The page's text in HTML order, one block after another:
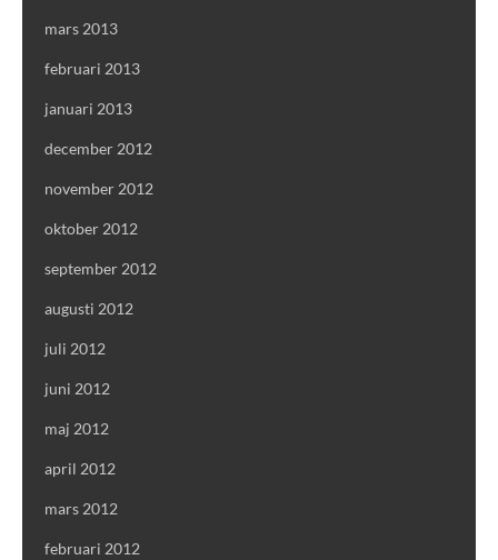
mars 2013
februari 2013
januari 2013
december 2012
november 2012
oktober 2012
september 2012
augusti 2012
juli 2012
juni 2012
maj 2012
april 2012
mars 2012
februari 2012